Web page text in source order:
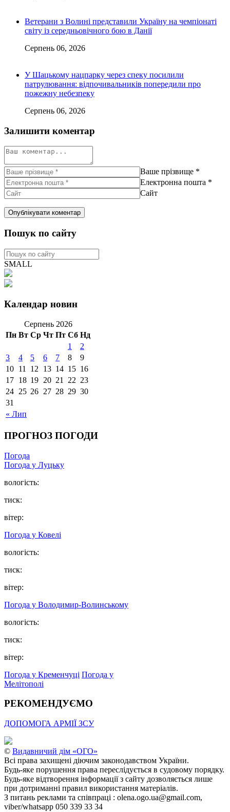
Ветерани з Волині представили Україну на чемпіонаті
світу із середньовічного бою в Данії
Серпень 06, 2026
У Шацькому нацпарку через спеку посилили
патрулювання: відпочивальників попередили про
пожежну небезпеку
Серпень 06, 2026
Залишити коментар
Ваше прізвище *
Електронна пошта *
Сайт
Пошук по сайту
SMALL
Календар новин
Серпень 2026
Пн Вт Ср Чт Пт Сб Нд
« Лип
1
2
3
4 5 6 7 8
9
10 11 12 13 14 15 16
17 18 19 20 21 22 23
24 25 26 27 28 29 30
31
ПРОГНОЗ ПОГОДИ
Погода
Погода у Луцьку
вологість:
тиск:
вітер:
Погода у Ковелі
вологість:
тиск:
вітер:
Погода у Володимир-Волинському
вологість:
тиск:
вітер:
Погода у Кременчуці Погода у
Мелітополі
РЕКОМЕНДУЄМО
ДОПОМОГА АРМІЇ ЗСУ
© Видавничий дім «ОГО»
Всі права захищені діючим законодавством України.
Будь-яке порушення права переслідується в судовому порядку.
Будь-яке відтворення інформації з сайту дозволяється лише
при дотриманні правил використання матеріалів.
З питань реклами та співпраці : olena.ogo.ua@gmail.com,
viber/whatsapp 050 339 33 34